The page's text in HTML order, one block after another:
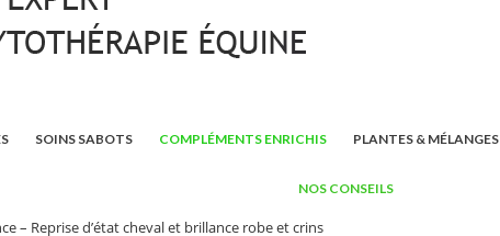
SOINS SABOTS COMPLÉMENTS ENRICHIS PLANTES & MÉLANGES
NOS CONSEILS
– Reprise d’état cheval et brillance robe et crins